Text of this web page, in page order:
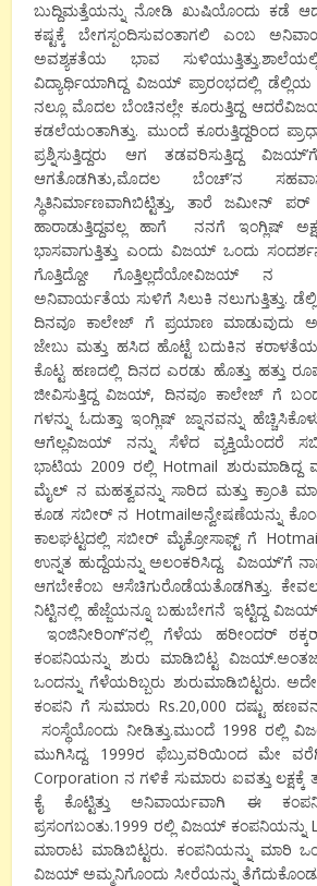
ಬುದ್ದಿಮತ್ತೆಯನ್ನು ನೋಡಿ ಖುಷಿಯೊಂದು ಕಡೆ
ಕಷ್ಟಕ್ಕೆ ಬೇಗಸ್ಪಂದಿಸುವಂತಾಗಲಿ ಎಂಬ
ಅವಶ್ಯಕತೆಯ ಭಾವ
ವಿದ್ಯಾರ್ಥಿಯಾಗಿದ್ದ ವಿಜಯ್ ಪ್ರಾರಂಭದಲ್ಲಿ
ನಲ್ಲೂ ಮೊದಲ ಬೆಂಚಿನಲ್ಲೇ ಕೂರುತ್ತಿದ್ದ
ಕಡಲೆಯಂತಾಗಿತ್ತು. ಮುಂದೆ ಕೂರುತ್ತಿದ್ದರಿಂದ
ಪ್ರಶ್ನಿಸುತ್ತಿದ್ದರು ಆಗ ತಡವರಿಸುತ್ತಿದ್ದ
ಆಗತೊಡಗಿತು,ಮೊದಲ ಬೆಂಚ್’ನ
ಸ್ಥಿತಿನಿರ್ಮಾಣವಾಗಿಬಿಟ್ಟಿತ್ತು, ತಾರೆ ಜಮೀನ್ ಪರ್
ಹಾರಾಡುತ್ತಿದ್ದವಲ್ಲ ಹಾಗೆ ನನಗೆ ಇಂಗ್ಲಿಷ್
ಭಾಸವಾಗುತ್ತಿತ್ತು ಎಂದು ವಿಜಯ್ ಒಂದು
ಗೊತ್ತಿದ್ದೋ ಗೊತ್ತಿಲ್ಲದೆಯೋವಿಜಯ್ ನ
ಅನಿವಾರ್ಯತೆಯ ಸುಳಿಗೆ ಸಿಲುಕಿ ನಲುಗುತ್ತಿತ್ತು.
ದಿನವೂ ಕಾಲೇಜ್ ಗೆ ಪ್ರಯಾಣ ಮಾಡುವುದು
ಜೇಬು ಮತ್ತು ಹಸಿದ ಹೊಟ್ಟೆ ಬದುಕಿನ ಕರಾಳತೆಯ
ಕೊಟ್ಟ ಹಣದಲ್ಲಿ ದಿನದ ಎರಡು ಹೊತ್ತು ಹತ್ತು
ಜೀವಿಸುತ್ತಿದ್ದ ವಿಜಯ್, ದಿನವೂ ಕಾಲೇಜ್ ಗೆ
ಗಳನ್ನು ಓದುತ್ತಾ ಇಂಗ್ಲಿಷ್ ಜ್ನಾನವನ್ನು
ಆಗೆಲ್ಲವಿಜಯ್ ನನ್ನು ಸೆಳೆದ ವ್ಯಕ್ತಿಯೆಂದರೆ
ಭಾಟಿಯ 2009 ರಲ್ಲಿ Hotmail ಶುರುಮಾಡಿದ್ದ
ಮೈಲ್ ನ ಮಹತ್ವವನ್ನು ಸಾರಿದ ಮತ್ತು ಕ್ರಾಂತಿ
ಕೂಡ ಸಬೀರ್ ನ Hotmailಅನ್ವೇಷಣೆಯನ್ನು
ಕಾಲಘಟ್ಟದಲ್ಲಿ ಸಬೀರ್ ಮೈಕ್ರೋಸಾಫ್ಟ್ ಗೆ
ಉನ್ನತ ಹುದ್ದೆಯನ್ನು ಅಲಂಕರಿಸಿದ್ದ. ವಿಜಯ್’ಗೆ
ಆಗಬೇಕೆಂಬ ಆಸೆಚಿಗುರೊಡೆಯತೊಡಗಿತ್ತು.
ನಿಟ್ಟಿನಲ್ಲಿ ಹೆಜ್ಜೆಯನ್ನೂ ಬಹುಬೇಗನೆ ಇಟ್ಟಿದ್ದ
ಇಂಜಿನೀರಿಂಗ್’ನಲ್ಲಿ ಗೆಳೆಯ ಹರೀಂದರ್
ಕಂಪನಿಯನ್ನು ಶುರು ಮಾಡಿಬಿಟ್ಟ
ಒಂದನ್ನು ಗೆಳೆಯರಿಬ್ಬರು ಶುರುಮಾಡಿಬಿಟ್ಟರು.
ಕಂಪನಿ ಗೆ ಸುಮಾರು Rs.20,000 ದಷ್ಟು
ಸಂಸ್ಥೆಯೊಂದು ನೀಡಿತ್ತು.ಮುಂದೆ 1998 ರಲ್ಲಿ
ಮುಗಿಸಿದ್ದ. 1999ರ ಫೆಬ್ರುವರಿಯಿಂದ ಮೇ
Corporation ನ ಗಳಿಕೆ ಸುಮಾರು ಐವತ್ತು
ಕೈ ಕೊಟ್ಟಿತ್ತು ಅನಿವಾರ್ಯವಾಗಿ ಈ
ಪ್ರಸಂಗಬಂತು.1999 ರಲ್ಲಿ ವಿಜಯ್ ಕಂಪನಿಯನ್ನು
ಮಾರಾಟ ಮಾಡಿಬಿಟ್ಟರು. ಕಂಪನಿಯನ್ನು ಮಾರಿ
ವಿಜಯ್ ಅಮ್ಮನಿಗೊಂದು ಸೀರೆಯನ್ನು